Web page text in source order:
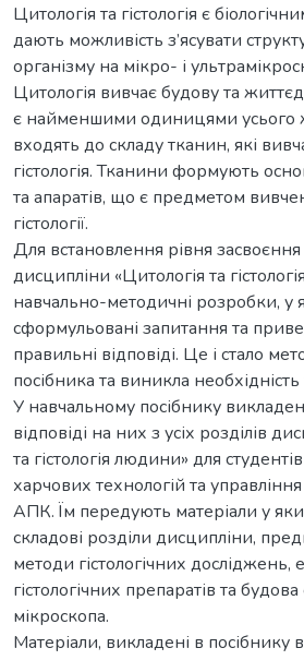
Цитологія та гістологія є
дають можливість з’ясувати
організму на мікро- і
Цитологія вивчає будову та
є найменшими одиницями усього
входять до складу тканин, які
гістологія. Тканини формують
та апаратів, що є предметом
гістології.
Для встановлення рівня
дисципліни «Цитологія та
навчально-методичні розробки, у
сформульовані запитання та
правильні відповіді. Це і стало
посібника та виникла
У навчальному посібнику
відповіді на них з усіх розділів
та гістологія людини» для
харчових технологій та
АПК. Їм передують матеріали у
складові розділи дисципліни,
методи гістологічних досліджень,
гістологічних препаратів та будова
мікроскопа.
Матеріали, викладені в посібнику